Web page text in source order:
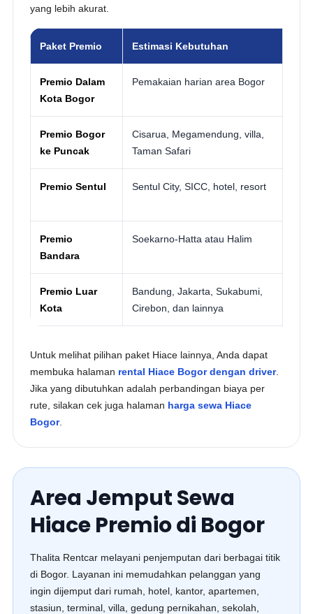
yang lebih akurat.
Paket Premio Estimasi Kebutuhan
Premio Dalam
Kota Bogor
Pemakaian harian area Bogor
Premio Bogor
ke Puncak
Cisarua, Megamendung, villa,
Taman Safari
Premio Sentul Sentul City, SICC, hotel, resort
Premio
Bandara
Soekarno-Hatta atau Halim
Premio Luar
Kota
Bandung, Jakarta, Sukabumi,
Cirebon, dan lainnya
Untuk melihat pilihan paket Hiace lainnya, Anda dapat
membuka halaman rental Hiace Bogor dengan driver.
Jika yang dibutuhkan adalah perbandingan biaya per
rute, silakan cek juga halaman harga sewa Hiace
Bogor.
Area Jemput Sewa
Hiace Premio di Bogor
Thalita Rentcar melayani penjemputan dari berbagai titik
di Bogor. Layanan ini memudahkan pelanggan yang
ingin dijemput dari rumah, hotel, kantor, apartemen,
stasiun, terminal, villa, gedung pernikahan, sekolah,